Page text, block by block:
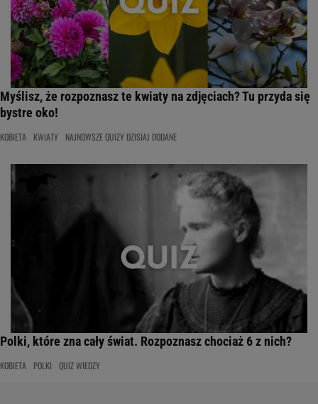
Myślisz, że rozpoznasz te kwiaty na zdjęciach? Tu przyda się
bystre oko!
KOBIETA KWIATY NAJNOWSZE QUIZY DZISIAJ DODANE
Polki, które zna cały świat. Rozpoznasz chociaż 6 z nich?
KOBIETA POLKI QUIZ WIEDZY